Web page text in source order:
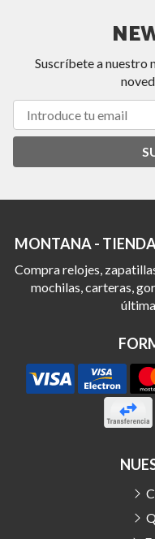
Suscríbete a
MONTANA -
Compra relojes,
mochilas, carteras,